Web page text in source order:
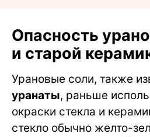
Опасность
и старой
Урановые соли, также
уранаты, раньше
окраски стекла и
стекло обычно желто-